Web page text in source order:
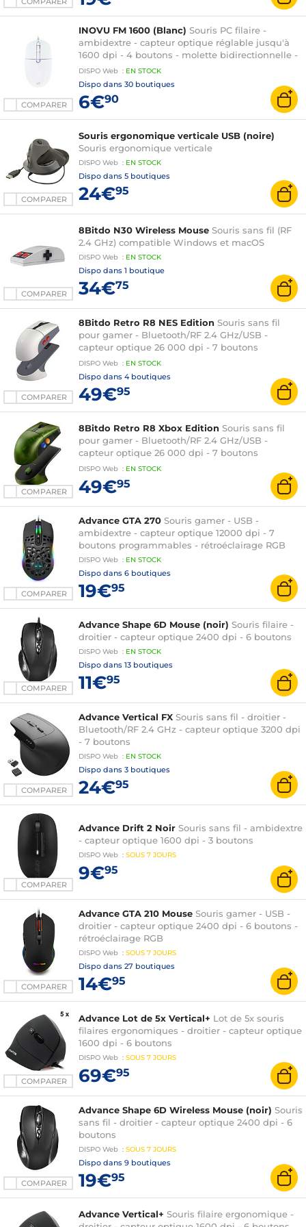
COMPARER
INOVU FM 1600 (Blanc) Souris PC filaire -
ambidextre - capteur optique réglable jusqu'à
1600 dpi - 4 boutons - molette bidirectionnelle -
poids 90 grammes - cordon 1.5 mètres
DISPO Web : EN STOCK
Dispo dans 30 boutiques
6€90
COMPARER
Souris ergonomique verticale USB (noire)
Souris ergonomique verticale
DISPO Web : EN STOCK
Dispo dans 5 boutiques
24€95
COMPARER
8Bitdo N30 Wireless Mouse Souris sans fil (RF
2.4 GHz) compatible Windows et macOS
DISPO Web : EN STOCK
Dispo dans 1 boutique
34€75
COMPARER
8Bitdo Retro R8 NES Edition Souris sans fil
pour gamer - Bluetooth/RF 2.4 GHz/USB -
capteur optique 26 000 dpi - 7 boutons
programmables - dock de charge
DISPO Web : EN STOCK
Dispo dans 4 boutiques
49€95
COMPARER
8Bitdo Retro R8 Xbox Edition Souris sans fil
pour gamer - Bluetooth/RF 2.4 GHz/USB -
capteur optique 26 000 dpi - 7 boutons
programmables - dock de charge
DISPO Web : EN STOCK
49€95
COMPARER
Advance GTA 270 Souris gamer - USB -
ambidextre - capteur optique 12000 dpi - 7
boutons programmables - rétroéclairage RGB
DISPO Web : EN STOCK
Dispo dans 6 boutiques
19€95
COMPARER
Advance Shape 6D Mouse (noir) Souris filaire -
droitier - capteur optique 2400 dpi - 6 boutons
DISPO Web : EN STOCK
Dispo dans 13 boutiques
11€95
COMPARER
Advance Vertical FX Souris sans fil - droitier -
Bluetooth/RF 2.4 GHz - capteur optique 3200 dpi
- 7 boutons
DISPO Web : EN STOCK
Dispo dans 3 boutiques
24€95
COMPARER
Advance Drift 2 Noir Souris sans fil - ambidextre
- capteur optique 1600 dpi - 3 boutons
DISPO Web : SOUS 7 JOURS
9€95
COMPARER
Advance GTA 210 Mouse Souris gamer - USB -
droitier - capteur optique 2400 dpi - 6 boutons -
rétroéclairage RGB
DISPO Web : SOUS 7 JOURS
Dispo dans 27 boutiques
14€95
COMPARER
Advance Lot de 5x Vertical+ Lot de 5x souris
filaires ergonomiques - droitier - capteur optique
1600 dpi - 6 boutons
DISPO Web : SOUS 7 JOURS
69€95
COMPARER
Advance Shape 6D Wireless Mouse (noir) Souris
sans fil - droitier - capteur optique 2400 dpi - 6
boutons
DISPO Web : SOUS 7 JOURS
Dispo dans 9 boutiques
19€95
Advance Vertical+ Souris filaire ergonomique -